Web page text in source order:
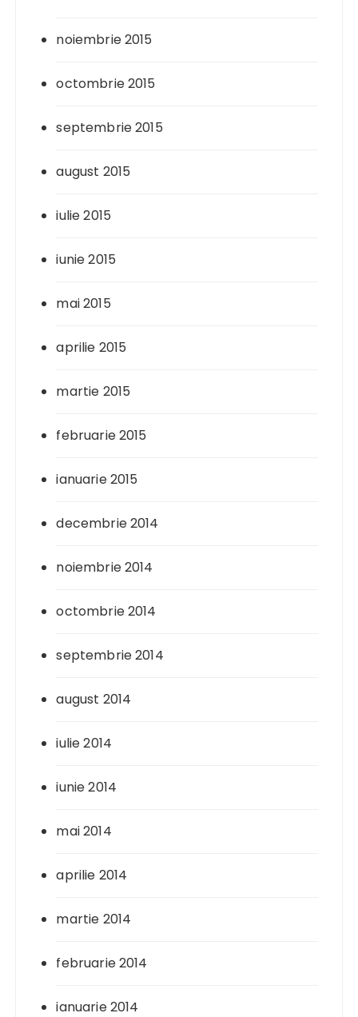
noiembrie 2015
octombrie 2015
septembrie 2015
august 2015
iulie 2015
iunie 2015
mai 2015
aprilie 2015
martie 2015
februarie 2015
ianuarie 2015
decembrie 2014
noiembrie 2014
octombrie 2014
septembrie 2014
august 2014
iulie 2014
iunie 2014
mai 2014
aprilie 2014
martie 2014
februarie 2014
ianuarie 2014